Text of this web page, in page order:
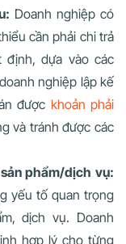
Doanh nghiệp có
cần phải chi trả
định, dựa vào các
nghiệp lập kế
được khoản phải
và tránh được các
phẩm/dịch vụ:
yếu tố quan trọng
dịch vụ. Doanh
hợp lý cho từng